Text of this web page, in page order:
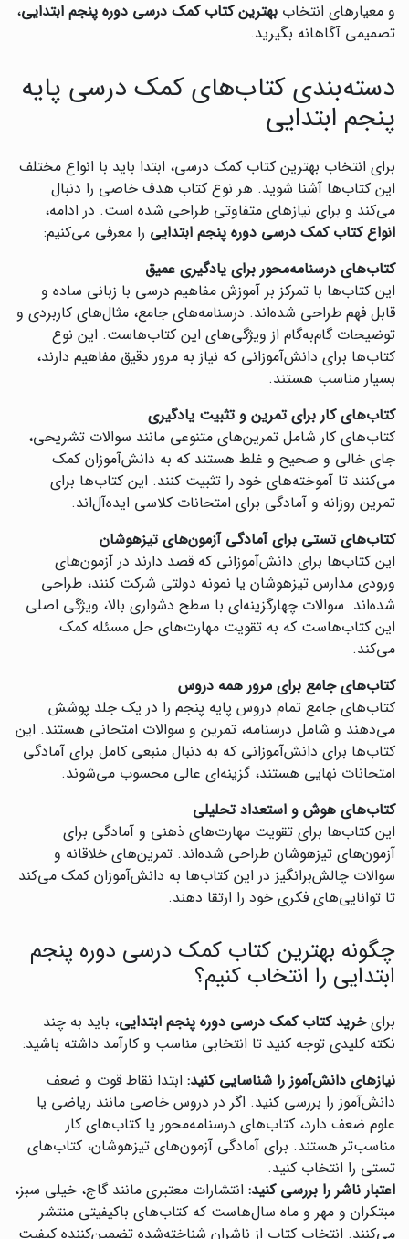
و معیارهای انتخاب بهترین کتاب کمک درسی دوره پنجم ابتدایی،
تصمیمی آگاهانه بگیرید.
دسته‌بندی کتاب‌های کمک درسی پایه
پنجم ابتدایی
برای انتخاب بهترین کتاب کمک درسی، ابتدا باید با انواع مختلف
این کتاب‌ها آشنا شوید. هر نوع کتاب هدف خاصی را دنبال
می‌کند و برای نیازهای متفاوتی طراحی شده است. در ادامه،
انواع کتاب کمک درسی دوره پنجم ابتدایی را معرفی می‌کنیم:
کتاب‌های درسنامه‌محور برای یادگیری عمیق
این کتاب‌ها با تمرکز بر آموزش مفاهیم درسی با زبانی ساده و
قابل فهم طراحی شده‌اند. درسنامه‌های جامع، مثال‌های کاربردی و
توضیحات گام‌به‌گام از ویژگی‌های این کتاب‌هاست. این نوع
کتاب‌ها برای دانش‌آموزانی که نیاز به مرور دقیق مفاهیم دارند،
بسیار مناسب هستند.
کتاب‌های کار برای تمرین و تثبیت یادگیری
کتاب‌های کار شامل تمرین‌های متنوعی مانند سوالات تشریحی،
جای خالی و صحیح و غلط هستند که به دانش‌آموزان کمک
می‌کنند تا آموخته‌های خود را تثبیت کنند. این کتاب‌ها برای
تمرین روزانه و آمادگی برای امتحانات کلاسی ایده‌آل‌اند.
کتاب‌های تستی برای آمادگی آزمون‌های تیزهوشان
این کتاب‌ها برای دانش‌آموزانی که قصد دارند در آزمون‌های
ورودی مدارس تیزهوشان یا نمونه دولتی شرکت کنند، طراحی
شده‌اند. سوالات چهارگزینه‌ای با سطح دشواری بالا، ویژگی اصلی
این کتاب‌هاست که به تقویت مهارت‌های حل مسئله کمک
می‌کند.
کتاب‌های جامع برای مرور همه دروس
کتاب‌های جامع تمام دروس پایه پنجم را در یک جلد پوشش
می‌دهند و شامل درسنامه، تمرین و سوالات امتحانی هستند. این
کتاب‌ها برای دانش‌آموزانی که به دنبال منبعی کامل برای آمادگی
امتحانات نهایی هستند، گزینه‌ای عالی محسوب می‌شوند.
کتاب‌های هوش و استعداد تحلیلی
این کتاب‌ها برای تقویت مهارت‌های ذهنی و آمادگی برای
آزمون‌های تیزهوشان طراحی شده‌اند. تمرین‌های خلاقانه و
سوالات چالش‌برانگیز در این کتاب‌ها به دانش‌آموزان کمک می‌کند
تا توانایی‌های فکری خود را ارتقا دهند.
چگونه بهترین کتاب کمک درسی دوره پنجم
ابتدایی را انتخاب کنیم؟
برایخرید کتاب کمک درسی دوره پنجم ابتدایی، باید به چند
نکته کلیدی توجه کنید تا انتخابی مناسب و کارآمد داشته باشید:
نیازهای دانش‌آموز را شناسایی کنید: ابتدا نقاط قوت و ضعف
دانش‌آموز را بررسی کنید. اگر در دروس خاصی مانند ریاضی یا
علوم ضعف دارد، کتاب‌های درسنامه‌محور یا کتاب‌های کار
مناسب‌تر هستند. برای آمادگی آزمون‌های تیزهوشان، کتاب‌های
تستی را انتخاب کنید.
اعتبار ناشر را بررسی کنید: انتشارات معتبری مانند گاج، خیلی سبز،
مبتکران و مهر و ماه سال‌هاست که کتاب‌های باکیفیتی منتشر
می‌کنند. انتخاب کتاب از ناشران شناخته‌شده تضمین‌کننده کیفیت